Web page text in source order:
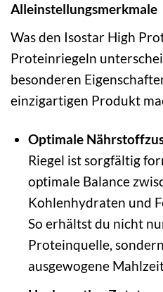
Alleinstellungsmerkmale
Was den Isostar High
Proteinriegeln
besonderen
einzigartigen Produkt
Optimale
Riegel ist sorgfältig
optimale Balance
Kohlenhydraten und
So erhältst du nicht
Proteinquelle,
ausgewogene